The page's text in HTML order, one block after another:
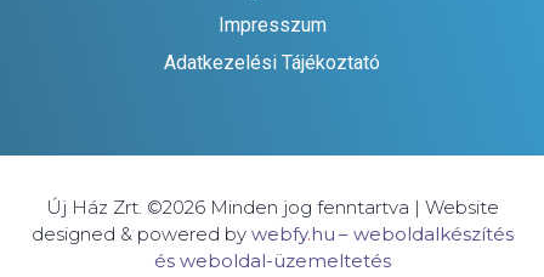
Impresszum
Adatkezelési Tájékoztató
Új Ház Zrt. ©2026 Minden jog fenntartva | Website
designed & powered by webfy.hu – weboldalkészítés
és weboldal-üzemeltetés